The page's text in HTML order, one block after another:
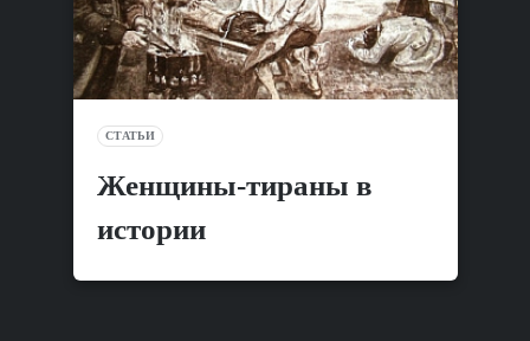
СТАТЬИ
Женщины-тираны в
истории